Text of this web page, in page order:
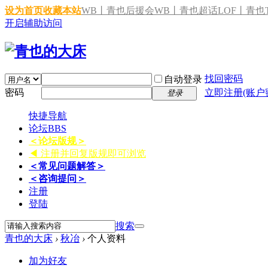
设为首页收藏本站WB丨青也后援会WB丨青也超话LOF丨青也
开启辅助访问
自动登录 找回密码
密码
登录 立即注册(账
快捷导航
论坛BBS
＜论坛版规＞
◀ 注册并回复版规即可浏览
＜常见问题解答＞
＜咨询提问＞
注册
登陆
搜索
青也的大床 › 秋冶 › 个人资料
加为好友